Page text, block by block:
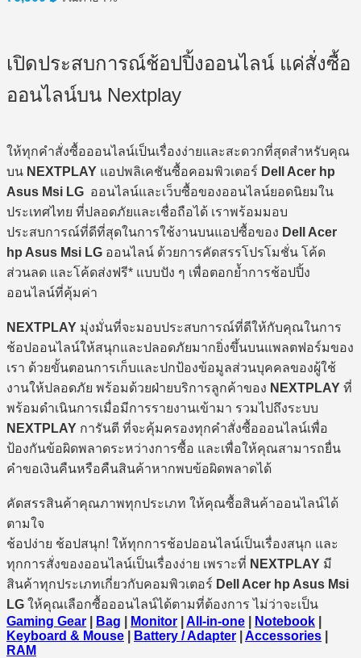
เปิดประสบการณ์ช้อปปิ้งออนไลน์ แค่สั่งซื้อ
ออนไลน์บน Nextplay
ให้ทุกคำสั่งซื้อออนไลน์เป็นเรื่องง่ายและสะดวกที่สุดสำหรับคุณ
บน NEXTPLAY แอปพลิเคชันซื้อคอมพิวเตอร์ Dell Acer hp
Asus Msi LG ออนไลน์และเว็บซื้อของออนไลน์ยอดนิยมใน
ประเทศไทย ที่ปลอดภัยและเชื่อถือได้ เราพร้อมมอบ
ประสบการณ์ที่ดีที่สุดในการใช้งานบนแอปซื้อของ Dell Acer
hp Asus Msi LG ออนไลน์ ด้วยการคัดสรรโปรโมชั่น โค้ด
ส่วนลด และโค้ดส่งฟรี* แบบปัง ๆ เพื่อตอกย้ำการช้อปปิ้ง
ออนไลน์ที่คุ้มค่า
NEXTPLAY มุ่งมั่นที่จะมอบประสบการณ์ที่ดีให้กับคุณในการ
ช้อปออนไลน์ให้สนุกและปลอดภัยมากยิ่งขึ้นบนแพลตฟอร์มของ
เรา ด้วยขั้นตอนการเก็บและปกป้องข้อมูลส่วนบุคคลของผู้ใช้
งานให้ปลอดภัย พร้อมด้วยฝ่ายบริการลูกค้าของ NEXTPLAY ที่
พร้อมดำเนินการเมื่อมีการรายงานเข้ามา รวมไปถึงระบบ
NEXTPLAY การันตี ที่จะคุ้มครองทุกคำสั่งซื้อออนไลน์เพื่อ
ป้องกันข้อผิดพลาดระหว่างการซื้อ และเพื่อให้คุณสามารถยื่น
คำขอเงินคืนหรือคืนสินค้าหากพบข้อผิดพลาดได้
คัดสรรสินค้าคุณภาพทุกประเภท ให้คุณซื้อสินค้าออนไลน์ได้
ตามใจ
ช้อปง่าย ช้อปสนุก! ให้ทุกการช้อปออนไลน์เป็นเรื่องสนุก และ
ทุกการสั่งของออนไลน์เป็นเรื่องง่าย เพราะที่ NEXTPLAY มี
สินค้าทุกประเภทเกี่ยวกับคอมพิวเตอร์ Dell Acer hp Asus Msi
LG ให้คุณเลือกซื้อออนไลน์ได้ตามที่ต้องการ ไม่ว่าจะเป็น
Gaming Gear
Bag Monitor All-in-one Notebook
Keyboard & Mouse
Battery / Adapter Accessories
RAM